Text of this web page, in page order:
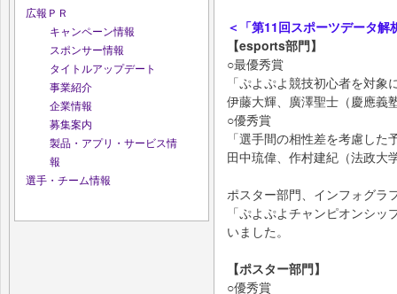
広報ＰＲ
キャンペーン情報
スポンサー情報
タイトルアップデート
事業紹介
企業情報
募集案内
製品・アプリ・サービス情
報
選手・チーム情報
＜「第11回スポーツデータ
【esports部門】
○最優秀賞
「ぷよぷよ競技初心者を対
伊藤大輝、廣澤聖士（慶應義
○優秀賞
「選手間の相性差を考慮した
田中琉偉、作村建紀（法政大
ポスター部門、インフォグラ
「ぷよぷよチャンピオンシ
いました。
【ポスター部門】
○優秀賞